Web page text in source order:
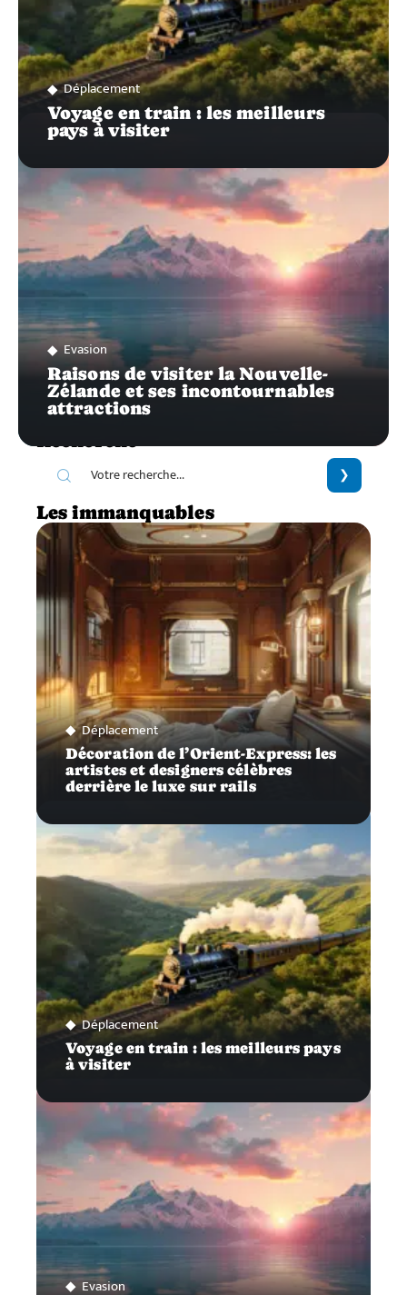
Déplacement
Voyage en train : les meilleurs
pays à visiter
Evasion
Raisons de visiter la Nouvelle-
Zélande et ses incontournables
attractions
Recherche
Les immanquables
Déplacement
Décoration de l’Orient-Express: les
artistes et designers célèbres
derrière le luxe sur rails
Déplacement
Voyage en train : les meilleurs pays
à visiter
Evasion